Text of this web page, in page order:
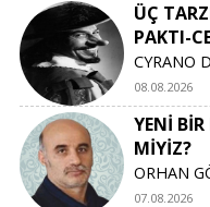
ÜÇ
PAKTI-
CYRANO
08.08.2026
YENİ BİR
MİYİZ?
ORHAN
07.08.2026